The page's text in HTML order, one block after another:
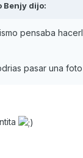
Benjy dijo:
pensaba
pasar una